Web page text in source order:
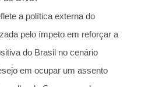
a política externa do
pelo ímpeto em reforçar a
do Brasil no cenário
em ocupar um assento